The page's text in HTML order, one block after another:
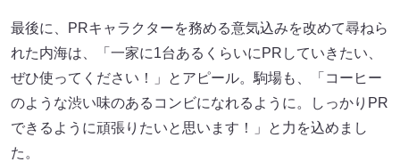
最後に、PRキャラクターを務める意気込みを改めて尋ねら
れた内海は、「一家に1台あるくらいにPRしていきたい、
ぜひ使ってください！」とアピール。駒場も、「コーヒー
のような渋い味のあるコンビになれるように。しっかりPR
できるように頑張りたいと思います！」と力を込めまし
た。